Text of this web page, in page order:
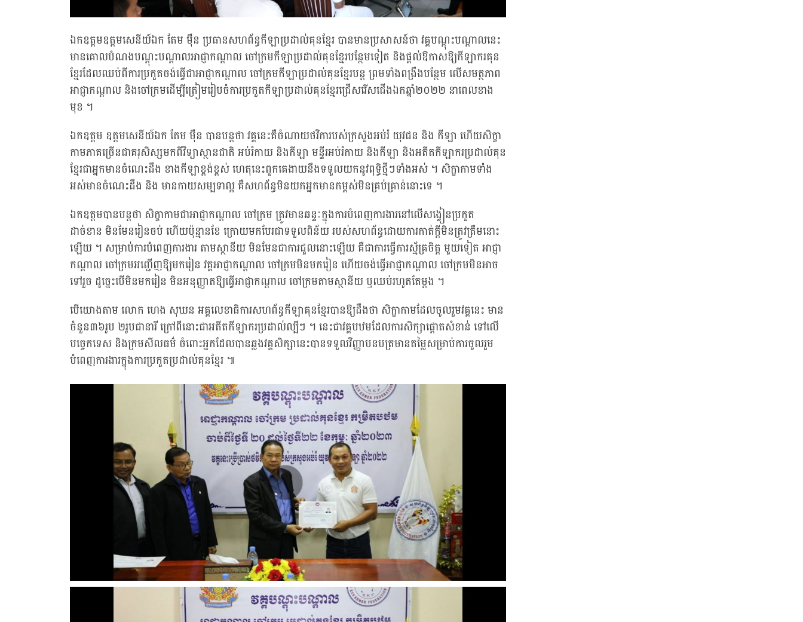
ឯកឧត្តមឧត្ដមសេនីយ៍ឯក តែម ម៉ឺន ប្រធានសហព័ន្ធកីឡាប្រដាល់គុនខ្មែរ បានមានប្រសាសន៍ថា វគ្គបណ្តុះបណ្តាលនេះ
មានគោលបំណងបណ្តុះបណ្តាលអាជ្ញាកណ្តាល ចៅក្រមកីឡាប្រដាល់គុនខ្មែរបន្ថែមទៀត និងផ្តល់ឱកាសឱ្យកីឡាករគុន
ខ្មែរដែលឈប់ពីការប្រកួតចង់ធ្វើជាអាជ្ញាកណ្តាល ចៅក្រមកីឡាប្រដាល់គុនខ្មែរបន្ត ព្រមទាំងពង្រឹងបន្ថែម លើសមត្ថភាព
អាជ្ញាកណ្តាល និងចៅក្រមដើម្បីត្រៀមរៀបចំការប្រកួតកីឡាប្រដាល់គុនខ្មែរជ្រើសរើសជើងឯកឆ្នាំ២០២២ នាពេលខាង
មុខ ។
ឯកឧត្តម ឧត្ដមសេនីយ៍ឯក តែម ម៉ឺន បានបន្តថា វគ្គនេះគឺចំណាយថវិការបស់ក្រសួងអប់រំ យុវជន និង កីឡា ហើយសិក្ខា
កាមភាគច្រើនជាគរុសិស្សមកពីវិទ្យាស្ថានជាតិ អប់រំកាយ និងកីឡា មន្ទីរអប់រំកាយ និងកីឡា និងអតីតកីឡាករប្រដាល់គុន
ខ្មែរជាអ្នកមានចំណេះដឹង ខាងកីឡាខ្ពង់ខ្ពស់ ហេតុនេះពួកគេងាយនឹងទទួលយកនូវពុទ្ធិថ្មីៗទាំងអស់ ។ សិក្ខាកាមទាំង
អស់មានចំណេះដឹង និង មានកាយសម្បទាល្អ គឺសហព័ន្ធមិនយកអ្នកមានកម្ពស់មិនគ្រប់គ្រាន់នោះទេ ។
ឯកឧត្តមបានបន្តថា សិក្ខាកាមជាអាជ្ញាកណ្ដាល ចៅក្រម ត្រូវមានឆន្ទៈក្នុងការបំពេញការងារនៅលើសង្វៀនប្រកួត
ដាច់ខាន មិនមែនរៀនចប់ ហើយប៉ុន្មានខែ ក្រោយមកបែរជាទទួលពិន័យ របស់សហព័ន្ធដោយការកាត់ក្តីមិនត្រូវត្រឹមនោះ
ឡើយ ។ សម្រាប់ការបំពេញការងារ តាមស្ថានីយ មិនមែនជាការជួលនោះឡើយ គឺជាការធ្វើការស្ម័គ្រចិត្ត មួយទៀត អាជ្ញា
កណ្ដាល ចៅក្រមអញ្ជើញឱ្យមករៀន វគ្គអាជ្ញាកណ្ដាល ចៅក្រមមិនមករៀន ហើយចង់ធ្វើអាជ្ញាកណ្ដាល ចៅក្រមមិនអាច
ទៅរួច ដូច្នេះបើមិនមករៀន មិនអនុញ្ញាតឱ្យធ្វើអាជ្ញាកណ្ដាល ចៅក្រមតាមស្ថានីយ ឬឈប់រហូតតែម្តង ។
បើយោងតាម លោក ហេង សុឃន អគ្គលេខាធិការសហព័ន្ធកីឡាគុនខ្មែរបានឱ្យដឹងថា សិក្ខាកាមដែលចូលរួមវគ្គនេះ មាន
ចំនួន៣៦រូប ២រូបជានារី ក្រៅពីនោះជាអតីតកីឡាករប្រដាល់ល្បីៗ ។ នេះជាវគ្គបឋមដែលការសិក្សាផ្ដោតសំខាន់ ទៅលើ
បច្ចេកទេស និងក្រមសីលធម៌ ចំពោះអ្នកដែលបានឆ្លងវគ្គសិក្សានេះបានទទួលវិញ្ញាបនបត្រមានតម្លៃសម្រាប់ការចូលរួម
បំពេញការងារក្នុងការប្រកួតប្រដាល់គុនខ្មែរ ៕